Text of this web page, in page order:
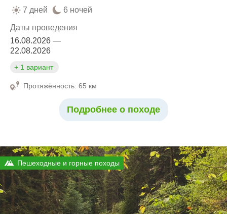
7 дней 6 ночей
Даты проведения
16.08.2026 —
22.08.2026
+ 1 вариант
Протяжённость: 65 км
Подробнее о походе
Пешеходные и горные походы